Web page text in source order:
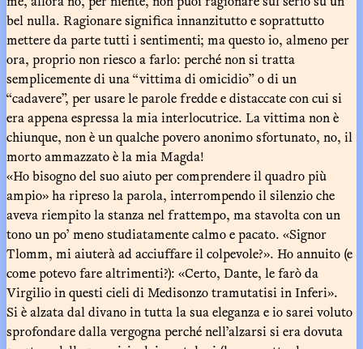
bel nulla. Ragionare significa innanzitutto e soprattutto
mettere da parte tutti i sentimenti; ma questo io, almeno per
ora, proprio non riesco a farlo: perché non si tratta
semplicemente di una “vittima di omicidio” o di un
“cadavere”, per usare le parole fredde e distaccate con cui si
era appena espressa la mia interlocutrice. La vittima non è
chiunque, non è un qualche povero anonimo sfortunato, no, il
morto ammazzato è la mia Magda!
«Ho bisogno del suo aiuto per comprendere il quadro più
ampio» ha ripreso la parola, interrompendo il silenzio che
aveva riempito la stanza nel frattempo, ma stavolta con un
tono un po’ meno studiatamente calmo e pacato. «Signor
Tlomm, mi aiuterà ad acciuffare il colpevole?». Ho annuito (e
come potevo fare altrimenti?): «Certo, Dante, le farò da
Virgilio in questi cieli di Medisonzo tramutatisi in Inferi».
Si è alzata dal divano in tutta la sua eleganza e io sarei voluto
sprofondare dalla vergogna perché nell’alzarsi si era dovuta